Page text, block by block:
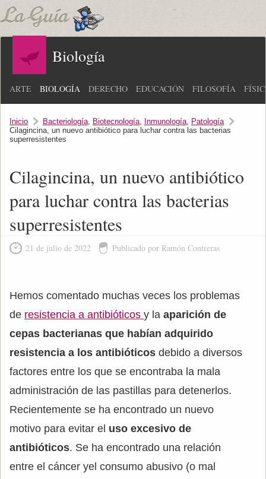
Biología
ARTE BIOLOGÍA DERECHO EDUCACIÓN FILOSOFÍA
Inicio Bacteriología, Biotecnología, Inmunología, Patología
Cilagincina, un nuevo antibiótico para luchar contra las bacterias
superresistentes
Cilagincina, un nuevo antibiótico
para luchar contra las bacterias
superresistentes
21 de julio de 2022 Publicado por Ramón Contreras
Hemos comentado muchas veces los problemas
de resistencia a antibióticos y la aparición de
cepas bacterianas que habían adquirido
resistencia a los antibióticos debido a diversos
factores entre los que se encontraba la mala
administración de las pastillas para detenerlos.
Recientemente se ha encontrado un nuevo
motivo para evitar el uso excesivo de
antibióticos. Se ha encontrado una relación
entre el cáncer yel consumo abusivo (o mal